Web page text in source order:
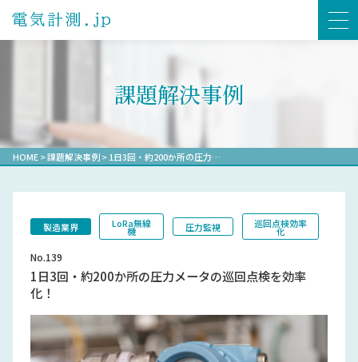
課題解決事例
HOME>課題解決事例>1日3回・約200か所の圧力…
製造業界 LoRa無線
機 圧力監視 巡回点検効率
化
No.139
1日3回・約200か所の圧力メータの巡回点検を効率
化！